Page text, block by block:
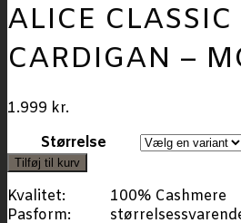
ALICE CLASSIC
CARDIGAN –
1.999 kr.
Størrelse
Tilføj til kurv
Kvalitet:
Pasform:
100% Cashmere